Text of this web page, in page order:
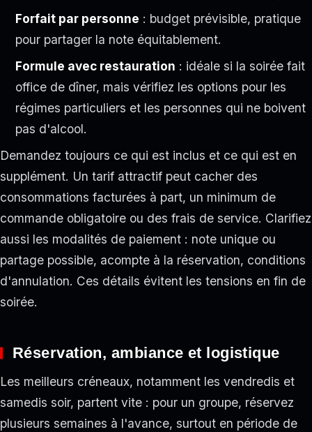
Forfait par personne : budget prévisible, pratique
pour partager la note équitablement.
Formule avec restauration : idéale si la soirée fait
office de dîner, mais vérifiez les options pour les
régimes particuliers et les personnes qui ne boivent
pas d'alcool.
Demandez toujours ce qui est inclus et ce qui est en
supplément. Un tarif attractif peut cacher des
consommations facturées à part, un minimum de
commande obligatoire ou des frais de service. Clarifiez
aussi les modalités de paiement : note unique ou
partage possible, acompte à la réservation, conditions
d'annulation. Ces détails évitent les tensions en fin de
soirée.
Réservation, ambiance et logistique
Les meilleurs créneaux, notamment les vendredis et
samedis soir, partent vite : pour un groupe, réservez
plusieurs semaines à l'avance, surtout en période de